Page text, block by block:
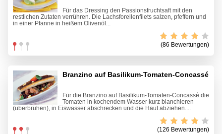
Für das Dressing den Passionsfruchtsaft mit den
restlichen Zutaten verrühren. Die Lachsforellenfilets salzen, pfeffern und
in einer Pfanne in heißem Olivenöl...
(86 Bewertungen)
Branzino auf Basilikum-Tomaten-Concassé
Für die Branzino auf Basilikum-Tomaten-Concassé die
Tomaten in kochendem Wasser kurz blanchieren
(überbrühen), in Eiswasser abschrecken und die Haut abziehen....
(126 Bewertungen)